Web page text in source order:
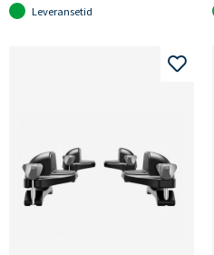
Leveransetid